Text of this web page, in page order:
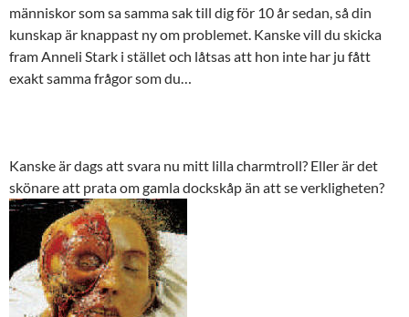
människor som sa samma sak till dig för 10 år sedan, så din
kunskap är knappast ny om problemet. Kanske vill du skicka
fram Anneli Stark i stället och låtsas att hon inte har ju fått
exakt samma frågor som du…
Kanske är dags att svara nu mitt lilla charmtroll? Eller är det
skönare att prata om gamla dockskåp än att se verkligheten?